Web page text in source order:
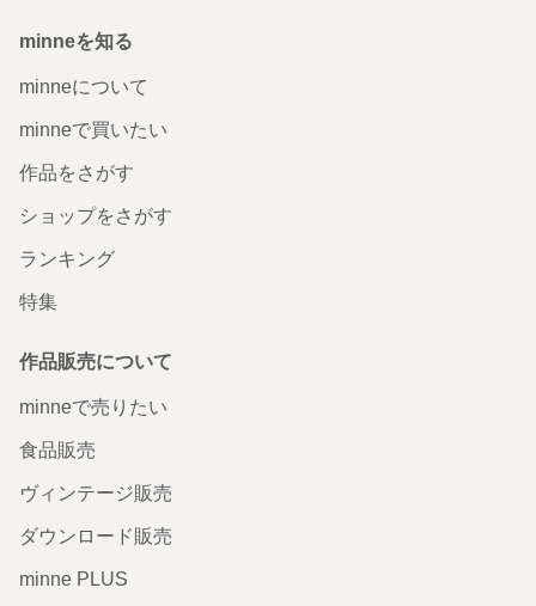
minneを知る
minneについて
minneで買いたい
作品をさがす
ショップをさがす
ランキング
特集
作品販売について
minneで売りたい
食品販売
ヴィンテージ販売
ダウンロード販売
minne PLUS